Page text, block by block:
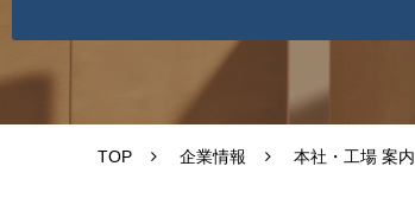
TOP 企業情報 本社・工場 案内